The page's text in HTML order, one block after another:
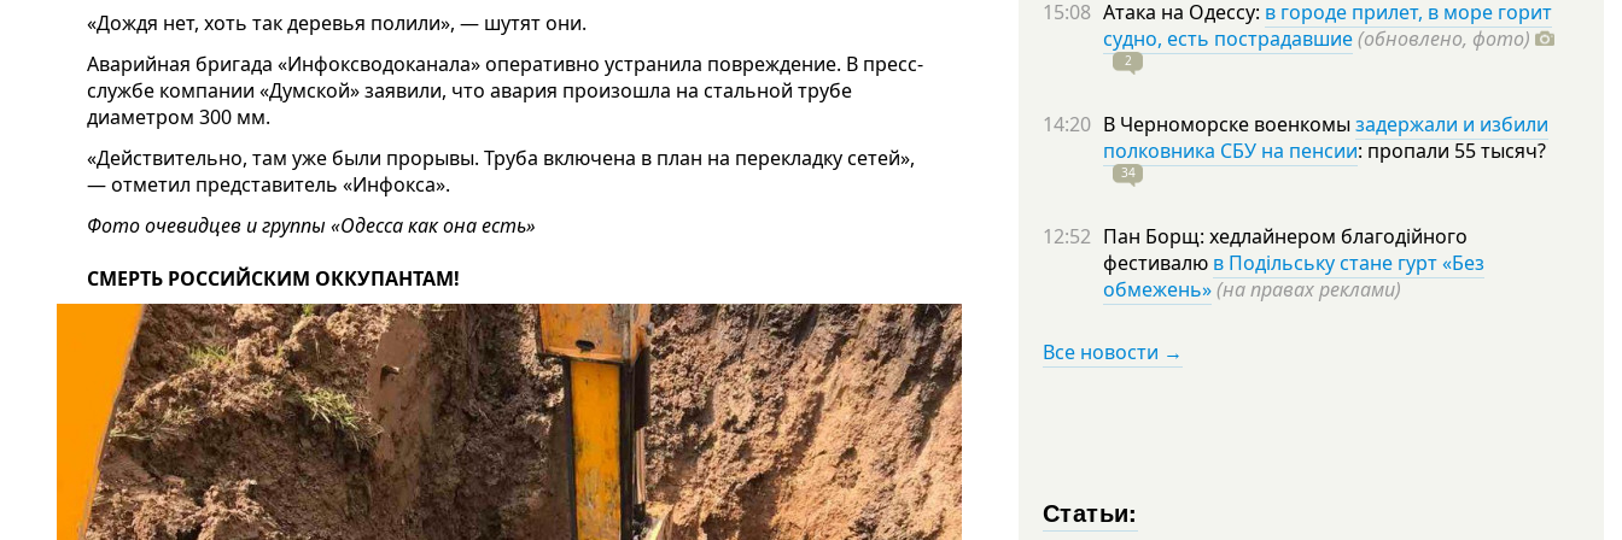
«Дождя нет, хоть так деревья полили», — шутят они.
Аварийная бригада «Инфоксводоканала» оперативно устранила повреждение. В пресс-
службе компании «Думской» заявили, что авария произошла на стальной трубе
диаметром 300 мм.
«Действительно, там уже были прорывы. Труба включена в план на перекладку сетей»,
— отметил представитель «Инфокса».
Фото очевидцев и группы «Одесса как она есть»
СМЕРТЬ РОССИЙСКИМ ОККУПАНТАМ!
15:08 Атака на Одессу: в городе прилет, в море горит
судно, есть пострадавшие(обновлено, фото)
2
14:20 В Черноморске военкомы задержали и избили
полковника СБУ на пенсии: пропали 55тысяч?
34
12:52 Пан Борщ: хедлайнером благодійного
фестивалю в Подільську стане гурт «Без
обмежень»(на правах реклами)
Все новости →
Статьи: